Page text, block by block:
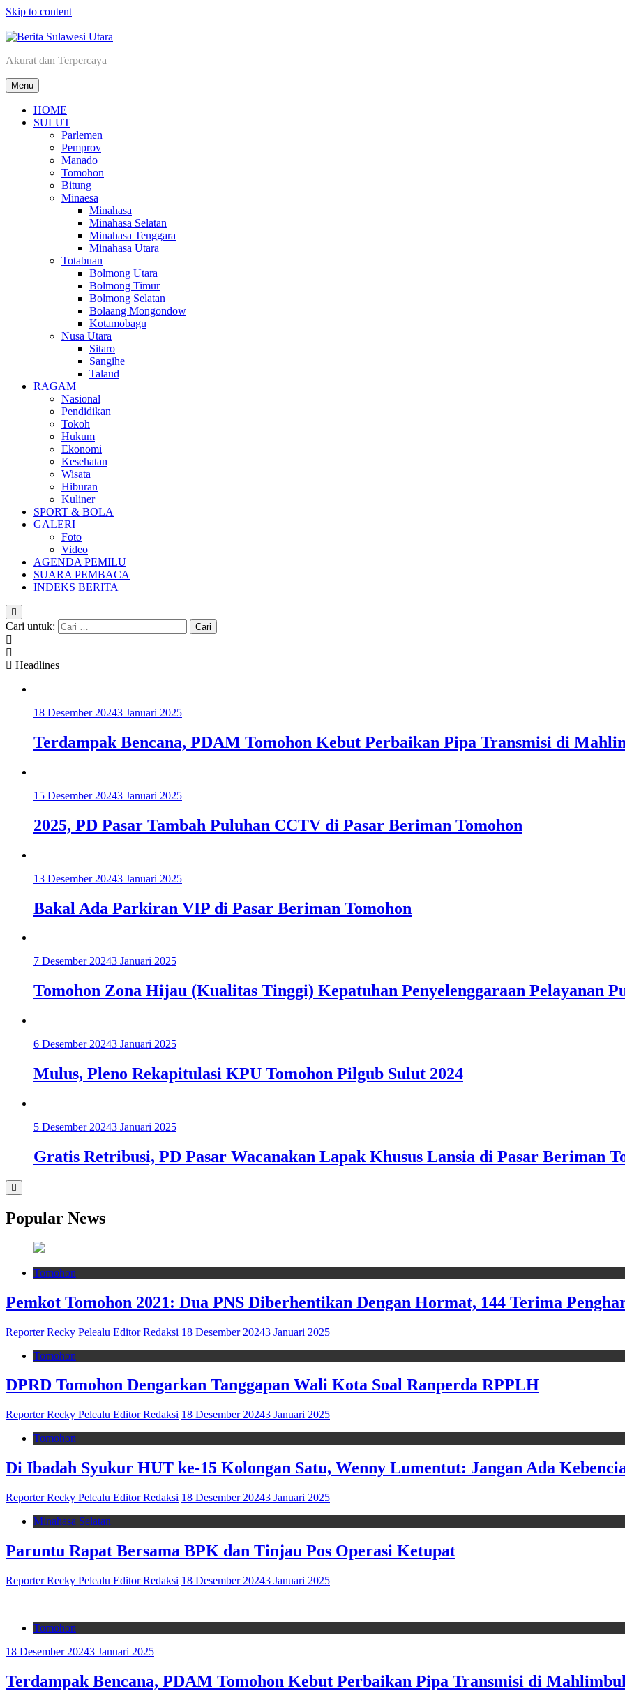
Skip to content
Berita Sulawesi Utara
Akurat dan Terpercaya
Menu
HOME
SULUT
Parlemen
Pemprov
Manado
Tomohon
Bitung
Minaesa
Minahasa
Minahasa Selatan
Minahasa Tenggara
Minahasa Utara
Totabuan
Bolmong Utara
Bolmong Timur
Bolmong Selatan
Bolaang Mongondow
Kotamobagu
Nusa Utara
Sitaro
Sangihe
Talaud
RAGAM
Nasional
Pendidikan
Tokoh
Hukum
Ekonomi
Kesehatan
Wisata
Hiburan
Kuliner
SPORT & BOLA
GALERI
Foto
Video
AGENDA PEMILU
SUARA PEMBACA
INDEKS BERITA
Cari untuk:
Headlines
18 Desember 20243 Januari 2025
Terdampak Bencana, PDAM Tomohon Kebut Perbaikan Pipa Transmisi di
15 Desember 20243 Januari 2025
2025, PD Pasar Tambah Puluhan CCTV di Pasar Beriman Tomohon
13 Desember 20243 Januari 2025
Bakal Ada Parkiran VIP di Pasar Beriman Tomohon
7 Desember 20243 Januari 2025
Tomohon Zona Hijau (Kualitas Tinggi) Kepatuhan Penyelenggaraan Pelayanan
6 Desember 20243 Januari 2025
Mulus, Pleno Rekapitulasi KPU Tomohon Pilgub Sulut 2024
5 Desember 20243 Januari 2025
Gratis Retribusi, PD Pasar Wacanakan Lapak Khusus Lansia di Pasar Beriman
Popular News
Tomohon
Pemkot Tomohon 2021: Dua PNS Diberhentikan Dengan Hormat, 144 Terima
Reporter Recky Pelealu Editor Redaksi 18 Desember 20243 Januari 2025
Tomohon
DPRD Tomohon Dengarkan Tanggapan Wali Kota Soal Ranperda RPPLH
Reporter Recky Pelealu Editor Redaksi 18 Desember 20243 Januari 2025
Tomohon
Di Ibadah Syukur HUT ke-15 Kolongan Satu, Wenny Lumentut: Jangan Ada
Reporter Recky Pelealu Editor Redaksi 18 Desember 20243 Januari 2025
Minahasa Selatan
Paruntu Rapat Bersama BPK dan Tinjau Pos Operasi Ketupat
Reporter Recky Pelealu Editor Redaksi 18 Desember 20243 Januari 2025
Tomohon
18 Desember 20243 Januari 2025
Terdampak Bencana, PDAM Tomohon Kebut Perbaikan Pipa Transmisi di